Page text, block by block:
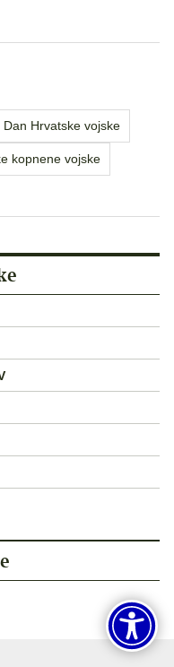
Dan Hrvatske vojske
kopnene vojske